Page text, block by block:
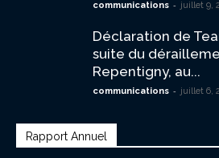
communications - juillet 9,
Déclaration de
suite du
Repentigny, au...
communications - juillet 6,
Rapport Annuel